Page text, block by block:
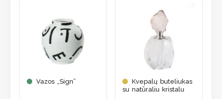
Vazos „Sign”
Kvepalų buteliukas
su natūraliu kristalu